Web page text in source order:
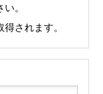
。
得されます。